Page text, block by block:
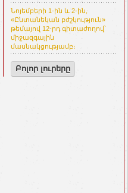
Նոյեմբերի 1-ին և 2-ին,
«Ընտանեկան բժշկություն»
թեմայով 12-րդ գիտաժողով՝
միջազգային
մասնակցությամբ։
Բոլոր լուրերը